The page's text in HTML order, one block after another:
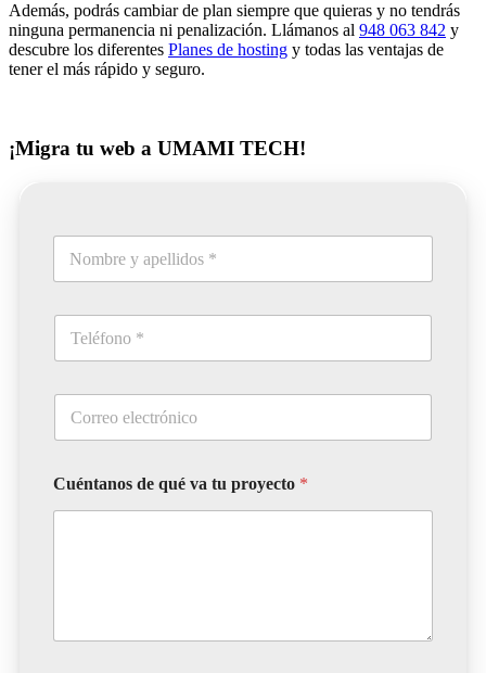
Además, podrás cambiar de plan siempre que quieras y no tendrás
ninguna permanencia ni penalización. Llámanos al 948 063 842 y
descubre los diferentes Planes de hosting y todas las ventajas de
tener el más rápido y seguro.
¡Migra tu web a UMAMI TECH!
Cuéntanos de qué va tu proyecto *